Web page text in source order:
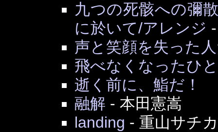
九つの死骸への彌
に於いて/アレンジ
声と笑顔を失った
飛べなくなったひと
逝く前に、鮨だ！
融解 - 本田憲嵩
landing - 重山サチカ